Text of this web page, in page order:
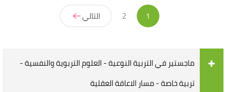
1 (حالي) 2 التالي
ماجستير في التربية النوعية - العلوم التربوية والنفسية -
تربية خاصة - مسار الاعاقة العقلية